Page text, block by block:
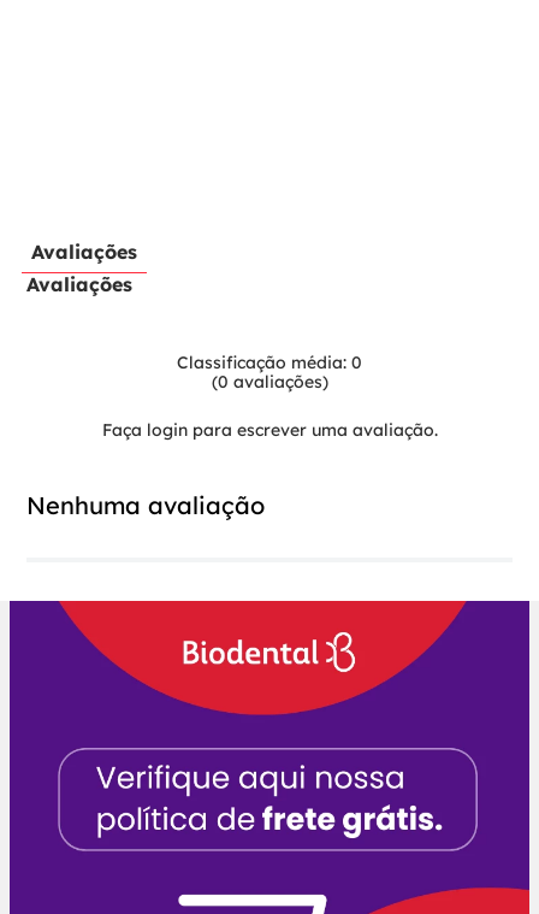
Avaliações
Avaliações
Classificação média: 0
(0 avaliações)
Faça login para escrever uma avaliação.
Nenhuma avaliação